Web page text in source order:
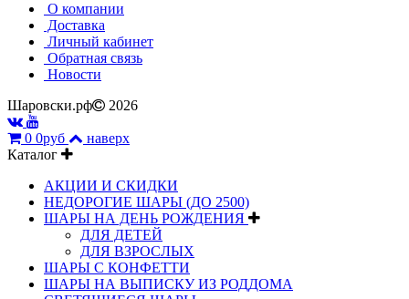
О компании
Доставка
Личный кабинет
Обратная связь
Новости
Шаровски.рф
2026
0 0руб
наверх
Каталог
АКЦИИ И СКИДКИ
НЕДОРОГИЕ ШАРЫ (ДО 2500)
ШАРЫ НА ДЕНЬ РОЖДЕНИЯ
ДЛЯ ДЕТЕЙ
ДЛЯ ВЗРОСЛЫХ
ШАРЫ С КОНФЕТТИ
ШАРЫ НА ВЫПИСКУ ИЗ РОДДОМА